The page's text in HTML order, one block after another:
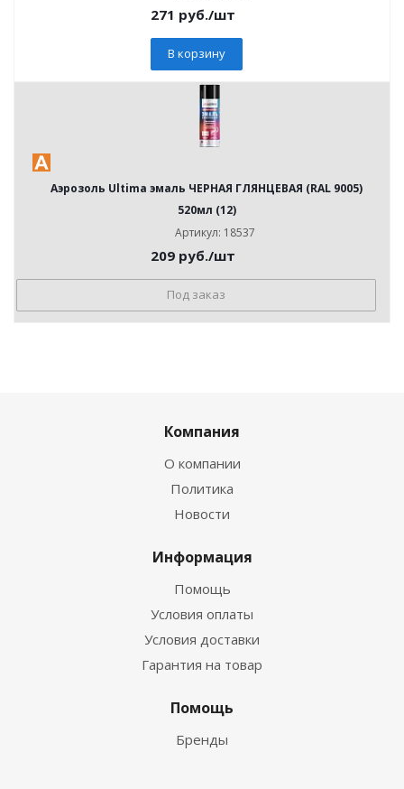
271 руб./шт
В корзину
Аэрозоль Ultima эмаль ЧЕРНАЯ ГЛЯНЦЕВАЯ (RAL 9005)
520мл (12)
Артикул: 18537
209 руб./шт
Под заказ
Компания
О компании
Политика
Новости
Информация
Помощь
Условия оплаты
Условия доставки
Гарантия на товар
Помощь
Бренды